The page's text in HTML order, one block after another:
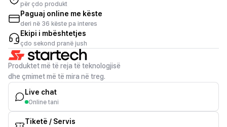
për çdo produkt
Paguaj online me këste
deri në 36 këste pa interes
Ekipi i mbështetjes
çdo sekond pranë jush
Produktet më të reja të teknologjisë
dhe çmimet më të mira në treg.
Live chat
Online tani
Tiketë / Servis